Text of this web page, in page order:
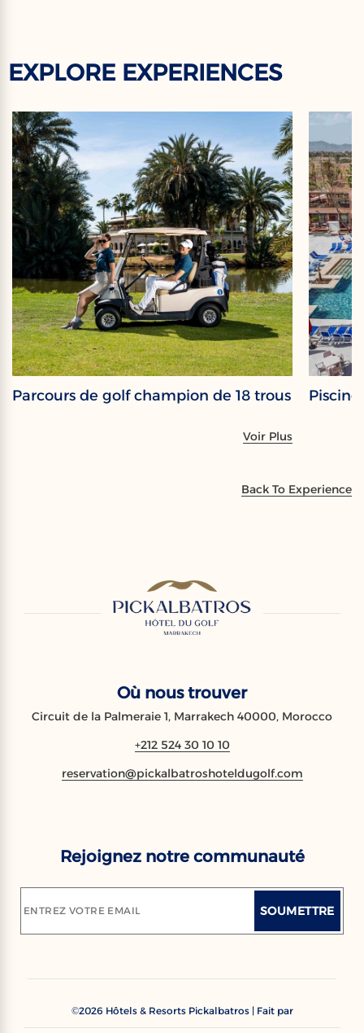
EXPLORE EXPERIENCES
Parcours de golf champion de 18 trous
Voir Plus
Piscine
Back To Experience
Où nous trouver
Circuit de la Palmeraie 1, Marrakech 40000, Morocco
+212 524 30 10 10
reservation@pickalbatroshoteldugolf.com
Rejoignez notre communauté
ENTREZ VOTRE EMAIL SOUMETTRE
©2026 Hôtels & Resorts Pickalbatros | Fait par